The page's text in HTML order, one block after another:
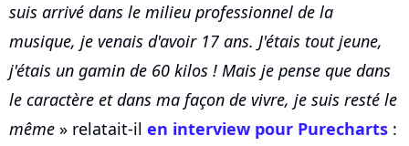
suis arrivé dans le milieu professionnel de la
musique, je venais d'avoir 17 ans. J'étais tout jeune,
j'étais un gamin de 60 kilos ! Mais je pense que dans
le caractère et dans ma façon de vivre, je suis resté le
même » relatait-il en interview pour Purecharts :